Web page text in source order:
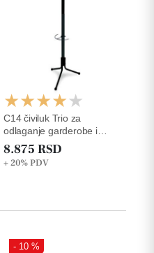
C14 čiviluk Trio za
odlaganje garderobe i
kišobrana
8.875 RSD
+ 20%PDV
- 10 %